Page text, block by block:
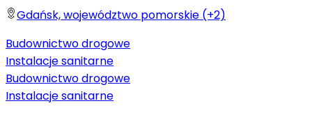
Gdańsk, województwo pomorskie (+2)
Budownictwo drogowe
Instalacje sanitarne
Budownictwo drogowe
Instalacje sanitarne